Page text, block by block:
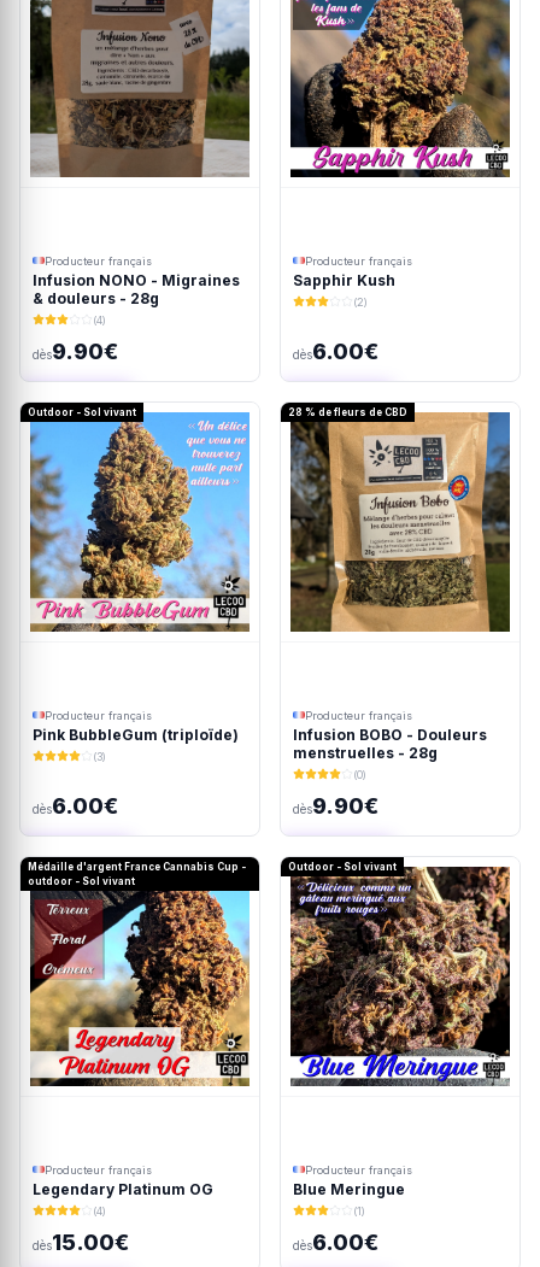
Producteur français
Infusion NONO - Migraines
& douleurs - 28g
(4)
dès9.90€
Ajout rapide
Producteur français
Sapphir Kush
(2)
dès6.00€
Ajout rapide
Outdoor - Sol vivant
Producteur français
Pink BubbleGum (triploïde)
(3)
dès6.00€
Ajout rapide
28 % de fleurs de CBD
Producteur français
Infusion BOBO - Douleurs
menstruelles - 28g
(0)
dès9.90€
Ajout rapide
Médaille d'argent France Cannabis Cup -
outdoor - Sol vivant
Producteur français
Legendary Platinum OG
(4)
dès15.00€
Outdoor - Sol vivant
Producteur français
Blue Meringue
(1)
dès6.00€